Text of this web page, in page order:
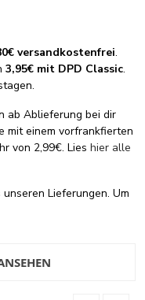
versandkostenfrei.
3,95€ mit DPD Classic.
ab Ablieferung bei dir
mit einem vorfrankfierten
von 2,99€. Lies hier alle
Lieferungen. Um